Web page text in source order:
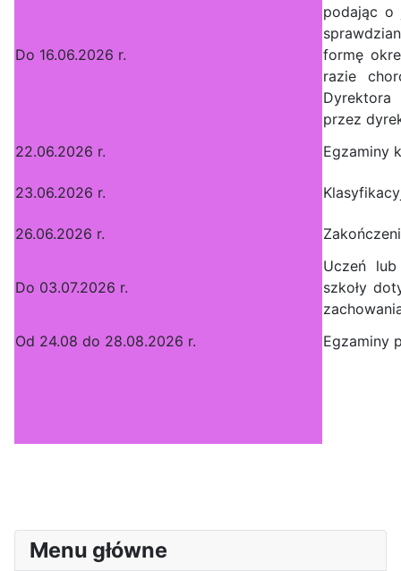
Menu główne
Do 16.06.2026 r.
podając o
formę
razie
Dyrektora
przez
22.06.2026 r.
Egzaminy
23.06.2026 r.
26.06.2026 r.
Do 03.07.2026 r.
Uczeń
szkoły
Od 24.08 do 28.08.2026 r.
Egzaminy